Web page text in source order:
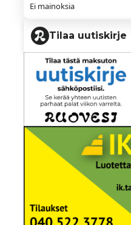
Ei mainoksia
Tilaa uutiskirje